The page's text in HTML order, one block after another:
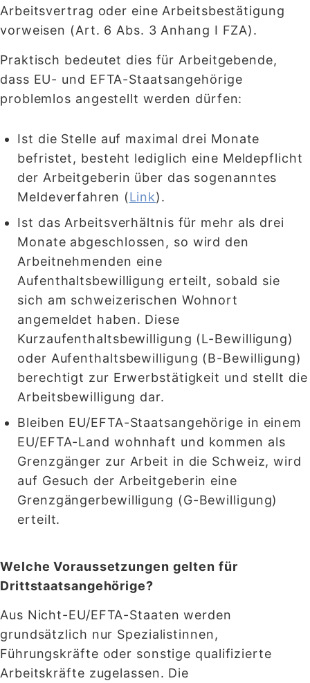
Arbeitsvertrag oder eine Arbeitsbestätigung
vorweisen (Art. 6 Abs. 3 Anhang I FZA).
Praktisch bedeutet dies für Arbeitgebende,
dass EU- und EFTA-Staatsangehörige
problemlos angestellt werden dürfen:
Ist die Stelle auf maximal drei Monate
befristet, besteht lediglich eine Meldepflicht
der Arbeitgeberin über das sogenanntes
Meldeverfahren (Link).
Ist das Arbeitsverhältnis für mehr als drei
Monate abgeschlossen, so wird den
Arbeitnehmenden eine
Aufenthaltsbewilligung erteilt, sobald sie
sich am schweizerischen Wohnort
angemeldet haben. Diese
Kurzaufenthaltsbewilligung (L-Bewilligung)
oder Aufenthaltsbewilligung (B-Bewilligung)
berechtigt zur Erwerbstätigkeit und stellt die
Arbeitsbewilligung dar.
Bleiben EU/EFTA-Staatsangehörige in einem
EU/EFTA-Land wohnhaft und kommen als
Grenzgänger zur Arbeit in die Schweiz, wird
auf Gesuch der Arbeitgeberin eine
Grenzgängerbewilligung (G-Bewilligung)
erteilt.
Welche Voraussetzungen gelten für
Drittstaatsangehörige?
Aus Nicht-EU/EFTA-Staaten werden
grundsätzlich nur Spezialistinnen,
Führungskräfte oder sonstige qualifizierte
Arbeitskräfte zugelassen. Die